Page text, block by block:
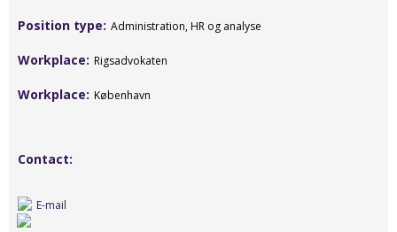
Position type Administration, HR og analyse
Workplace Rigsadvokaten
Workplace København
Contact
E-mail